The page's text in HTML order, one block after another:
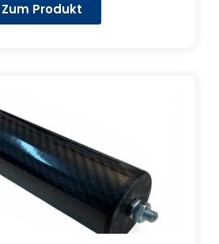
Zum Produkt